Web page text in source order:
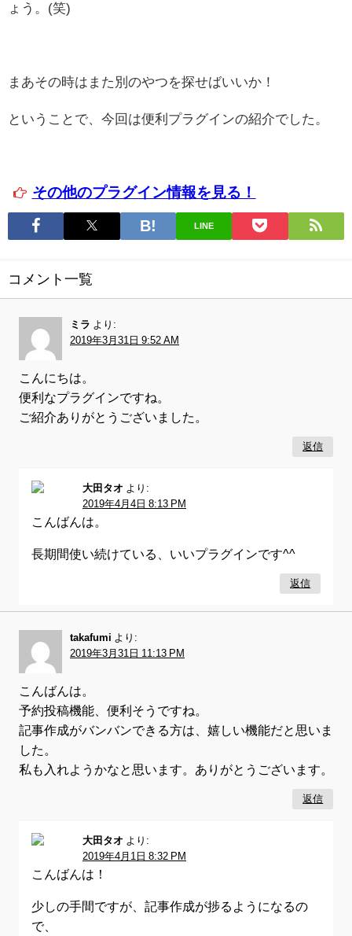
ょう。(笑)
まあその時はまた別のやつを探せばいいか！
ということで、今回は便利プラグインの紹介でした。
その他のプラグイン情報を見る！
LINE
コメント一覧
ミラ より:
2019年3月31日 9:52 AM
こんにちは。
便利なプラグインですね。
ご紹介ありがとうございました。
返信
大田タオ より:
2019年4月4日 8:13 PM
こんばんは。
長期間使い続けている、いいプラグインです^^
返信
takafumi より:
2019年3月31日 11:13 PM
こんばんは。
予約投稿機能、便利そうですね。
記事作成がバンバンできる方は、嬉しい機能だと思いま
した。
私も入れようかなと思います。ありがとうございます。
返信
大田タオ より:
2019年4月1日 8:32 PM
こんばんは！
少しの手間ですが、記事作成が捗るようになるの
で、